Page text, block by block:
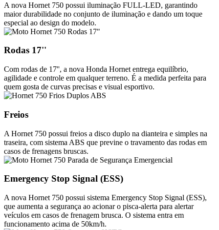
A nova Hornet 750 possui iluminação FULL-LED, garantindo
maior durabilidade no conjunto de iluminação e dando um toque
especial ao design do modelo.
Rodas 17''
Com rodas de 17'', a nova Honda Hornet entrega equilíbrio,
agilidade e controle em qualquer terreno. É a medida perfeita para
quem gosta de curvas precisas e visual esportivo.
Freios
A Hornet 750 possui freios a disco duplo na dianteira e simples na
traseira, com sistema ABS que previne o travamento das rodas em
casos de frenagens bruscas.
Emergency Stop Signal (ESS)
A nova Hornet 750 possui sistema Emergency Stop Signal (ESS),
que aumenta a segurança ao acionar o pisca-alerta para alertar
veículos em casos de frenagem brusca. O sistema entra em
funcionamento acima de 50km/h.